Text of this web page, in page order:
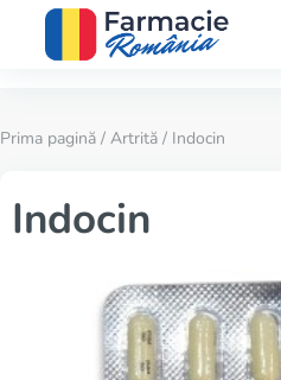
Prima pagină / Artrită / Indocin
Indocin